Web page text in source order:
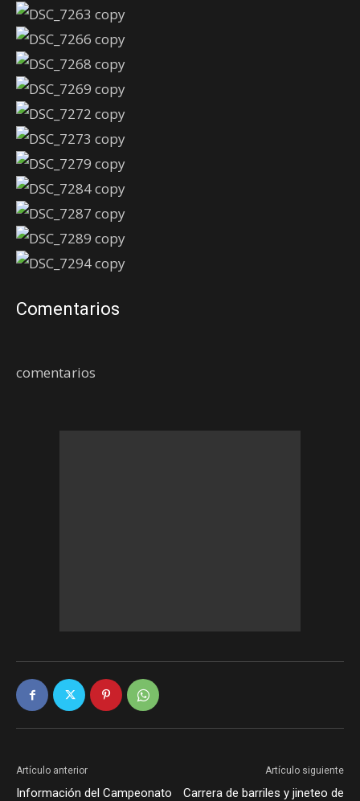
Comentarios
comentarios
Artículo anterior
Información del Campeonato
Artículo siguiente
Carrera de barriles y jineteo de